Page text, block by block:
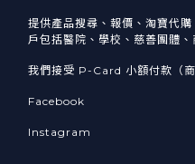
提供產品搜尋、報價、淘寶代
戶包括醫院、學校、慈善團體
我們接受 P-Card 小額付款
Facebook
Instagram